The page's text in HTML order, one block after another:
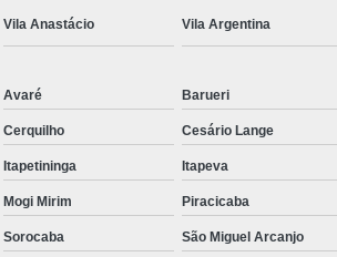
Tratamento para Fobia Interior de
Tratamentos para
Tratamento contra
Tratamento para Insônia Crônica
Tratamento para Insônia em
Tratamento para Insônia Idoso
Vila Anastácio Vila Argentina
Avaré Barueri
Cerquilho Cesário Lange
Itapetininga Itapeva
Mogi Mirim Piracicaba
Sorocaba São Miguel Arcanjo